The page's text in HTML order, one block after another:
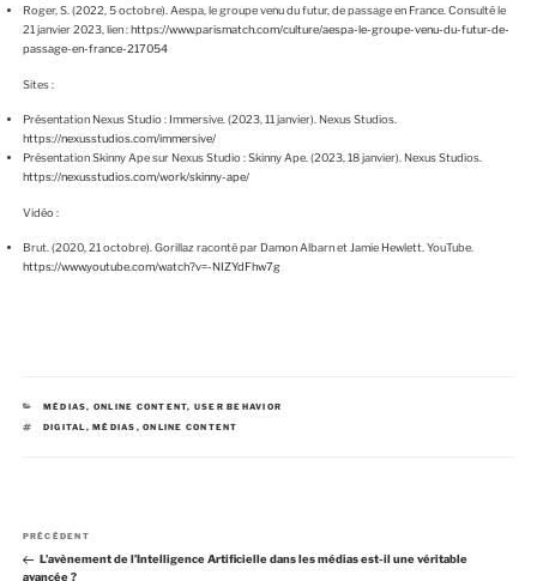
Roger, S. (2022, 5 octobre). Aespa, le groupe venu du futur, de passage en France. Consulté le
21 janvier 2023, lien :https://www.parismatch.com/culture/aespa-le-groupe-venu-du-futur-de-
passage-en-france-217054
Sites :
Présentation Nexus Studio : Immersive. (2023, 11 janvier). Nexus Studios.
https://nexusstudios.com/immersive/
Présentation Skinny Ape sur Nexus Studio : Skinny Ape. (2023, 18 janvier). Nexus Studios.
https://nexusstudios.com/work/skinny-ape/
Vidéo :
Brut. (2020, 21 octobre). Gorillaz raconté par Damon Albarn et Jamie Hewlett. YouTube.
https://www.youtube.com/watch?v=-NIZYdFhw7g
C
T
MÉDIAS, ONLINE CONTENT, USER BEHAVIOR
É
E
DIGITAL,MÉDIAS ,ONLINE CONTENT
v
A
r
t
PRÉCÉDENT
L’avènement de l’Intelligence Artificielle dans les médias est-il une véritable
avancée ?